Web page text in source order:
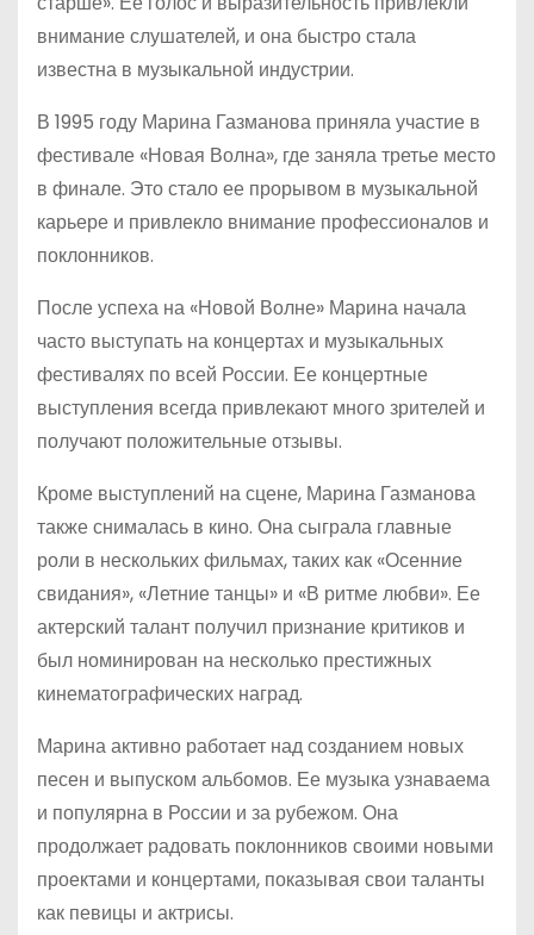
внимание слушателей, и она быстро стала
известна в музыкальной индустрии.
В 1995 году Марина Газманова приняла участие в
фестивале «Новая Волна», где заняла третье место
в финале. Это стало ее прорывом в музыкальной
карьере и привлекло внимание профессионалов и
поклонников.
После успеха на «Новой Волне» Марина начала
часто выступать на концертах и музыкальных
фестивалях по всей России. Ее концертные
выступления всегда привлекают много зрителей и
получают положительные отзывы.
Кроме выступлений на сцене, Марина Газманова
также снималась в кино. Она сыграла главные
роли в нескольких фильмах, таких как «Осенние
свидания», «Летние танцы» и «В ритме любви». Ее
актерский талант получил признание критиков и
был номинирован на несколько престижных
кинематографических наград.
Марина активно работает над созданием новых
песен и выпуском альбомов. Ее музыка узнаваема
и популярна в России и за рубежом. Она
продолжает радовать поклонников своими новыми
проектами и концертами, показывая свои таланты
как певицы и актрисы.